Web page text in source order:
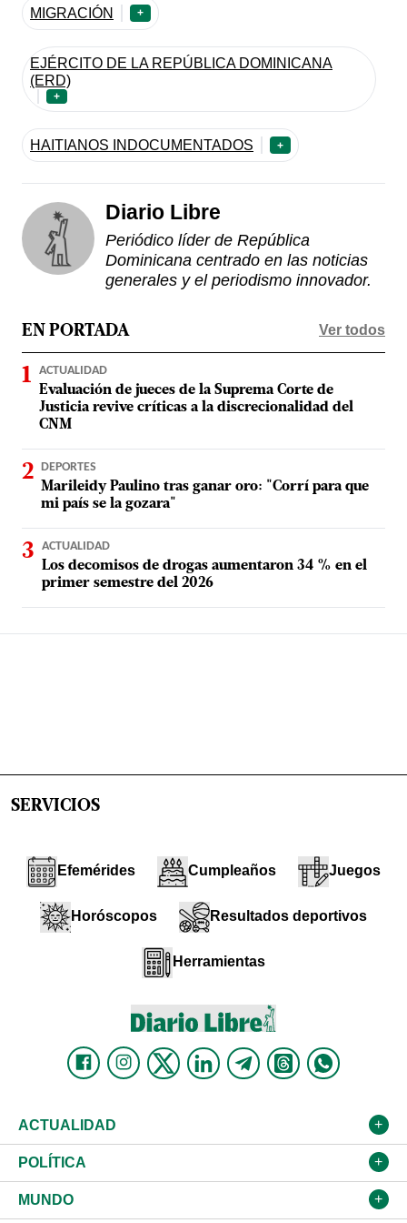
MIGRACIÓN +
EJÉRCITO DE LA REPÚBLICA DOMINICANA
(ERD)
+
HAITIANOS INDOCUMENTADOS +
Diario Libre
Periódico líder de República
Dominicana centrado en las noticias
generales y el periodismo innovador.
EN PORTADA Ver todos
ACTUALIDAD
Evaluación de jueces de la Suprema Corte de
Justicia revive críticas a la discrecionalidad del
CNM
DEPORTES
Marileidy Paulino tras ganar oro: "Corrí para que
mi país se la gozara"
ACTUALIDAD
Los decomisos de drogas aumentaron 34 % en el
primer semestre del 2026
SERVICIOS
Efemérides Cumpleaños Juegos
Horóscopos Resultados deportivos
Herramientas
ACTUALIDAD
Nacional
Ciudad
POLÍTICA
Partidos
MUNDO